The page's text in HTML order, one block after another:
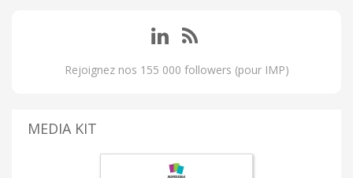
Rejoignez nos 155 000 followers (pour IMP)
MEDIA KIT